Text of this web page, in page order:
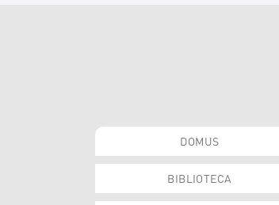
DOMUS
BIBLIOTECA